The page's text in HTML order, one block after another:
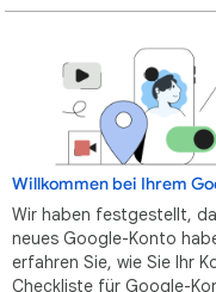
Willkommen bei Ihrem
Wir haben festgestellt,
neues Google-Konto
erfahren Sie, wie Sie Ihr
Checkliste für Google-